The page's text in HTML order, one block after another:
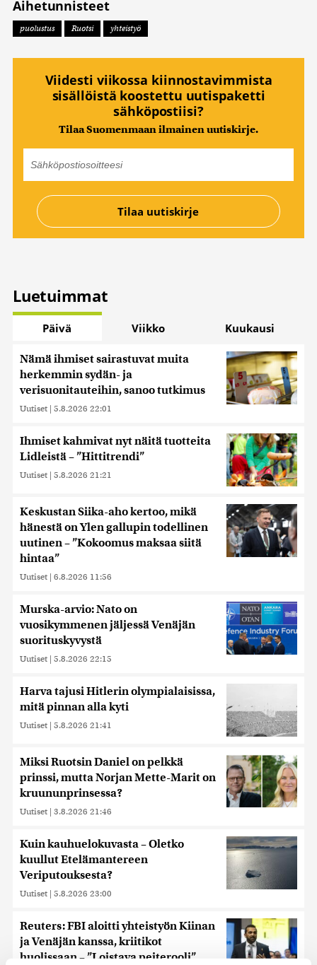
Aihetunnisteet
puolustus Ruotsi yhteistyö
Viidesti viikossa kiinnostavimmista
sisällöistä koostettu uutispaketti
sähköpostiisi?
Tilaa Suomenmaan ilmainen uutiskirje.
Luetuimmat
Päivä Viikko Kuukausi
Nämä ihmiset sairastuvat muita
herkemmin sydän- ja
verisuonitauteihin, sanoo tutkimus
Uutiset | 5.8.2026 22:01
Ihmiset kahmivat nyt näitä tuotteita
Lidleistä – ”Hittitrendi”
Uutiset | 5.8.2026 21:21
Keskustan Siika-aho kertoo, mikä
hänestä on Ylen gallupin todellinen
uutinen – ”Kokoomus maksaa siitä
hintaa”
Uutiset | 6.8.2026 11:56
Murska-arvio: Nato on
vuosikymmenen jäljessä Venäjän
suorituskyvystä
Uutiset | 5.8.2026 22:15
Harva tajusi Hitlerin olympialaisissa,
mitä pinnan alla kyti
Uutiset | 5.8.2026 21:41
Miksi Ruotsin Daniel on pelkkä
prinssi, mutta Norjan Mette-Marit on
kruununprinsessa?
Uutiset | 3.8.2026 21:46
Kuin kauhuelokuvasta – Oletko
kuullut Etelämantereen
Veriputouksesta?
Uutiset | 5.8.2026 23:00
Reuters: FBI aloitti yhteistyön Kiinan
ja Venäjän kanssa, kriitikot
huolissaan – ”Loistava peiterooli”